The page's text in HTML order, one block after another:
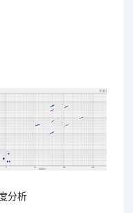
分析